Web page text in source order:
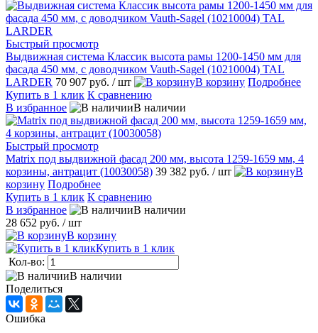
Быстрый просмотр
Выдвижная система Классик высота рамы 1200-1450 мм для
фасада 450 мм, с доводчиком Vauth-Sagel (10210004) TAL
LARDER 70 907 руб. / шт В корзину Подробнее
Купить в 1 клик К сравнению
В избранное
В наличии
Быстрый просмотр
Matrix под выдвижной фасад 200 мм, высота 1259-1659 мм, 4
корзины, антрацит (10030058) 39 382 руб. / шт
В
корзину Подробнее
Купить в 1 клик К сравнению
В избранное
В наличии
28 652 руб. / шт
В корзину
Купить в 1 клик
Кол-во:
В наличии
Поделиться
Ошибка